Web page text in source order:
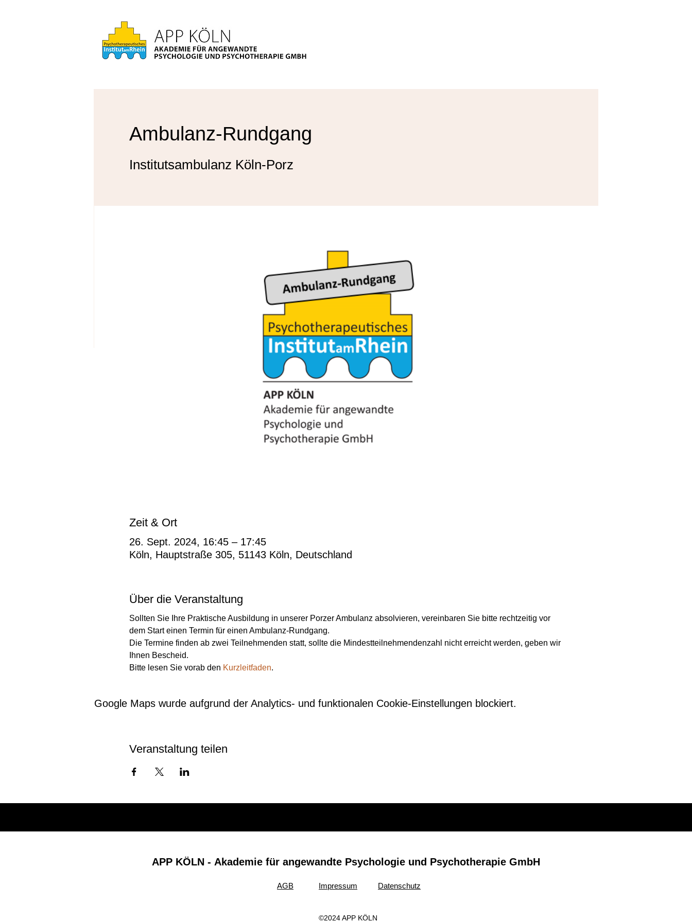
Ambulanz-Rundgang
Institutsambulanz Köln-Porz
Zeit & Ort
26. Sept. 2024, 16:45 – 17:45
Köln, Hauptstraße 305, 51143 Köln, Deutschland
Über die Veranstaltung
Sollten Sie Ihre Praktische Ausbildung in unserer Porzer Ambulanz absolvieren, vereinbaren Sie bitte rechtzeitig vor
dem Start einen Termin für einen Ambulanz-Rundgang.
Die Termine finden ab zwei Teilnehmenden statt, sollte die Mindestteilnehmendenzahl nicht erreicht werden, geben wir
Ihnen Bescheid.
Bitte lesen Sie vorab den Kurzleitfaden.
Google Maps wurde aufgrund der Analytics- und funktionalen Cookie-Einstellungen blockiert.
Veranstaltung teilen
APP KÖLN - Akademie für angewandte Psychologie und Psychotherapie GmbH
AGB Impressum Datenschutz
©2024 APP KÖLN